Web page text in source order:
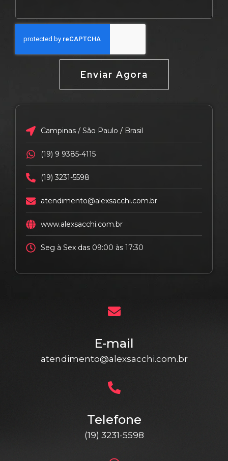
Enviar Agora
Campinas / São Paulo / Brasil
(19) 9 9385-4115
(19) 3231-5598
atendimento@alexsacchi.com.br
www.alexsacchi.com.br
Seg à Sex das 09:00 às 17:30
E-mail
atendimento@alexsacchi.com.br
Telefone
(19) 3231-5598